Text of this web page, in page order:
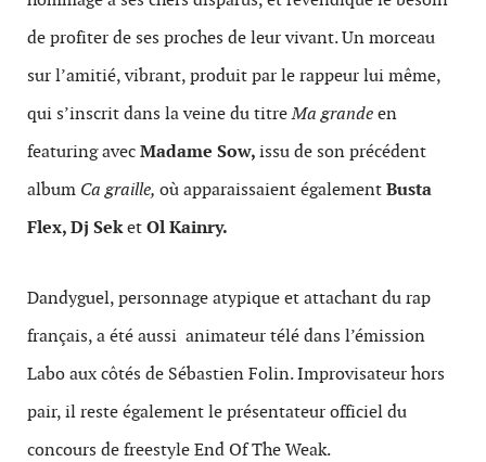
de profiter de ses proches de leur vivant. Un morceau
sur l’amitié, vibrant, produit par le rappeur lui même,
qui s’inscrit dans la veine du titreMa grandeen
featuring avecMadame Sow,issu de son précédent
album Ca graille, où apparaissaient égalementBusta
Flex, Dj SeketOl Kainry.
Dandyguel, personnage atypique et attachant du rap
français, a été aussi animateur télé dans l’émission
Labo aux côtés de Sébastien Folin. Improvisateur hors
pair, il reste également le présentateur officiel du
concours de freestyle End Of The Weak.